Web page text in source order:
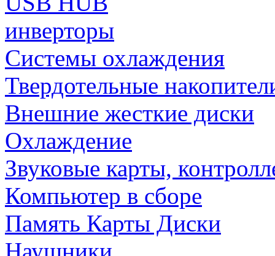
инверторы
Системы охлаждения
Твердотельные
Внешние жесткие диски
Охлаждение
Звуковые карты,
Компьютер в сборе
Память Карты Диски